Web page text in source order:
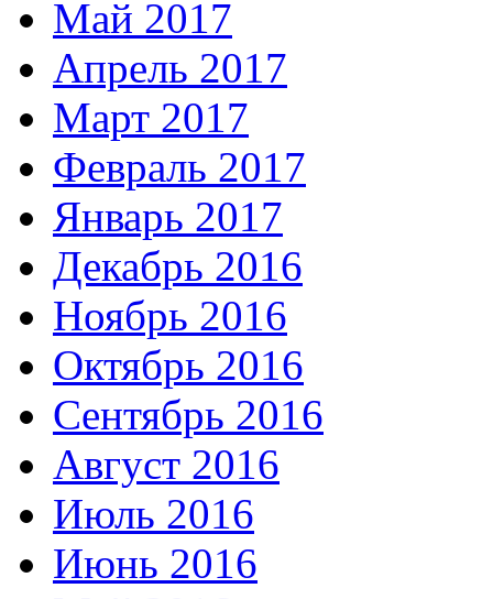
Май 2017
Апрель 2017
Март 2017
Февраль 2017
Январь 2017
Декабрь 2016
Ноябрь 2016
Октябрь 2016
Сентябрь 2016
Август 2016
Июль 2016
Июнь 2016